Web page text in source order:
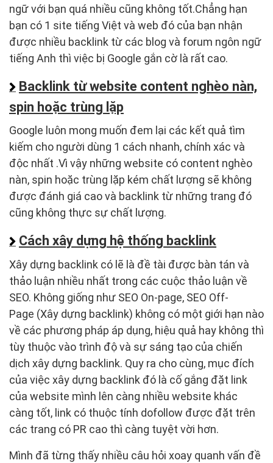
ngữ với bạn quá nhiều cũng không tốt.Chẳng hạn
bạn có 1 site tiếng Việt và web đó của bạn nhận
được nhiều backlink từ các blog và forum ngôn ngữ
tiếng Anh thì việc bị Google gắn cờ là rất cao.
Backlink từ website content nghèo nàn,
spin hoặc trùng lặp
Google luôn mong muốn đem lại các kết quả tìm
kiếm cho người dùng 1 cách nhanh, chính xác và
độc nhất .Vì vậy những website có content nghèo
nàn, spin hoặc trùng lặp kém chất lượng sẽ không
được đánh giá cao và backlink từ những trang đó
cũng không thực sự chất lượng.
Cách xây dựng hệ thống backlink
Xây dựng backlink có lẽ là đề tài được bàn tán và
thảo luận nhiều nhất trong các cuộc thảo luận về
SEO. Không giống như SEO On-page, SEO Off-
Page (Xây dựng backlink) không có một giới hạn nào
về các phương pháp áp dụng, hiệu quả hay không thì
tùy thuộc vào trình độ và sự sáng tạo của chiến
dịch xây dựng backlink. Quy ra cho cùng, mục đích
của việc xây dựng backlink đó là cố gắng đặt link
của website mình lên càng nhiều website khác
càng tốt, link có thuộc tính dofollow được đặt trên
các trang có PR cao thì càng tuyệt vời hơn.
Mình đã từng thấy nhiều câu hỏi xoay quanh vấn đề